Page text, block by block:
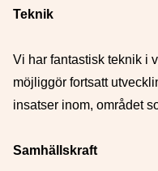
Teknik
Vi har fantastisk teknik i
möjliggör fortsatt
insatser inom, området
Samhällskraft